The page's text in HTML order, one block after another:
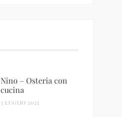
Nino – Osteria con
cucina
3 LUGLIO 2025